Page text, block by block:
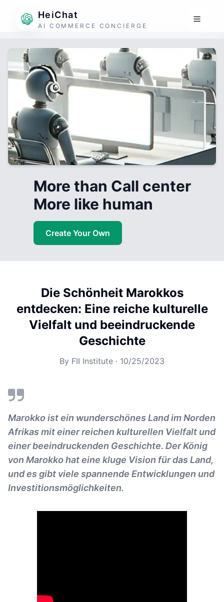
HeiChat
AI COMMERCE CONCIERGE
More than Call center
More like human
Create Your Own
Die Schönheit Marokkos
entdecken: Eine reiche kulturelle
Vielfalt und beeindruckende
Geschichte
By FII Institute · 10/25/2023
Marokko ist ein wunderschönes Land im Norden
Afrikas mit einer reichen kulturellen Vielfalt und
einer beeindruckenden Geschichte. Der König
von Marokko hat eine kluge Vision für das Land,
und es gibt viele spannende Entwicklungen und
Investitionsmöglichkeiten.